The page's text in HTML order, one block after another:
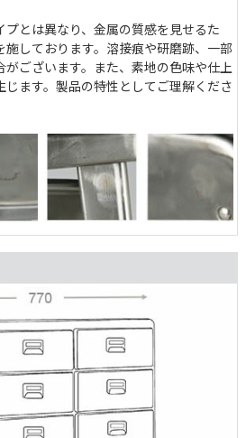
とは異なり、金属の質感を見せるた
しております。溶接痕や研磨跡、一部
がございます。また、素地の色味や仕上
ます。製品の特性としてご理解くださ